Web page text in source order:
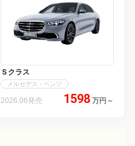
Ｓクラス
メルセデス・ベンツ
2026.06発売 1598 万円 ～